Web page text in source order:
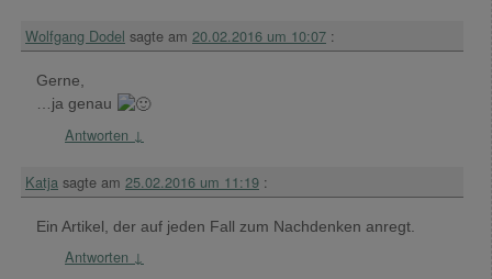
Wolfgang Dodel sagte am 20.02.2016 um 10:07 :
Gerne,
…ja genau
Antworten ↓
Katja sagte am 25.02.2016 um 11:19 :
Ein Artikel, der auf jeden Fall zum Nachdenken anregt.
Antworten ↓